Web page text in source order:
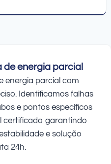
energia parcial
energia parcial com
Identificamos falhas
e pontos específicos
certificado garantindo
e solução
24h.